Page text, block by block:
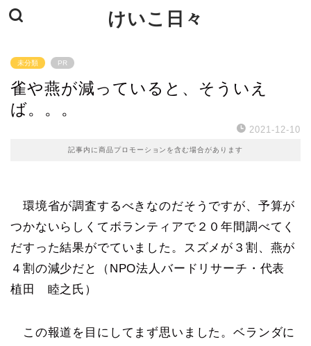
けいこ日々
未分類 PR
雀や燕が減っていると、そういえ
ば。。。
2021-12-10
記事内に商品プロモーションを含む場合があります
環境省が調査するべきなのだそうですが、予算が
つかないらしくてボランティアで２０年間調べてく
だすった結果がでていました。スズメが３割、燕が
４割の減少だと（NPO法人バードリサーチ・代表
植田 睦之氏）
この報道を目にしてまず思いました。ベランダに